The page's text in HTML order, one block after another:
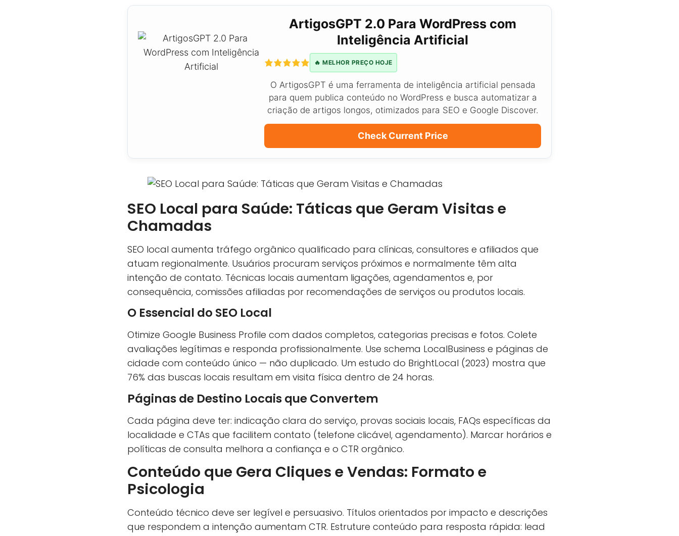
ArtigosGPT 2.0 Para WordPress com
Inteligência Artificial
🔥 MELHOR PREÇO HOJE
O ArtigosGPT é uma ferramenta de inteligência artificial pensada
para quem publica conteúdo no WordPress e busca automatizar a
criação de artigos longos, otimizados para SEO e Google Discover.
Check Current Price
SEO Local para Saúde: Táticas que Geram Visitas e
Chamadas
SEO local aumenta tráfego orgânico qualificado para clínicas, consultores e afiliados que
atuam regionalmente. Usuários procuram serviços próximos e normalmente têm alta
intenção de contato. Técnicas locais aumentam ligações, agendamentos e, por
consequência, comissões afiliadas por recomendações de serviços ou produtos locais.
O Essencial do SEO Local
Otimize Google Business Profile com dados completos, categorias precisas e fotos. Colete
avaliações legítimas e responda profissionalmente. Use schema LocalBusiness e páginas de
cidade com conteúdo único — não duplicado. Um estudo do BrightLocal (2023) mostra que
76% das buscas locais resultam em visita física dentro de 24 horas.
Páginas de Destino Locais que Convertem
Cada página deve ter: indicação clara do serviço, provas sociais locais, FAQs específicas da
localidade e CTAs que facilitem contato (telefone clicável, agendamento). Marcar horários e
políticas de consulta melhora a confiança e o CTR orgânico.
Conteúdo que Gera Cliques e Vendas: Formato e
Psicologia
Conteúdo técnico deve ser legível e persuasivo. Títulos orientados por impacto e descrições
que respondem a intenção aumentam CTR. Estruture conteúdo para resposta rápida: lead